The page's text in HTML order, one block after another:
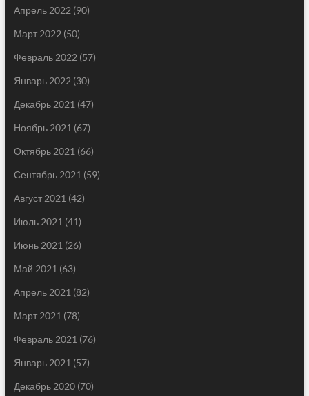
Апрель 2022 (90)
Март 2022 (50)
Февраль 2022 (57)
Январь 2022 (30)
Декабрь 2021 (47)
Ноябрь 2021 (67)
Октябрь 2021 (66)
Сентябрь 2021 (59)
Август 2021 (42)
Июль 2021 (41)
Июнь 2021 (26)
Май 2021 (63)
Апрель 2021 (82)
Март 2021 (78)
Февраль 2021 (76)
Январь 2021 (57)
Декабрь 2020(70)